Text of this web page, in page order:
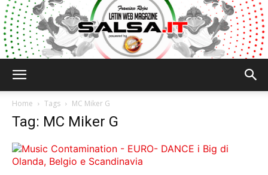
Home Tags MC Miker G
Tag: MC Miker G